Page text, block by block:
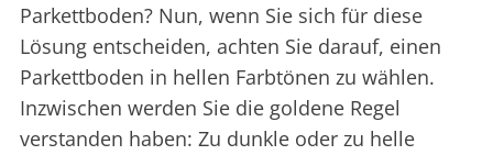
Parkettboden? Nun, wenn Sie sich für diese
Lösung entscheiden, achten Sie darauf, einen
Parkettboden in hellen Farbtönen zu wählen.
Inzwischen werden Sie die goldene Regel
verstanden haben: Zu dunkle oder zu helle